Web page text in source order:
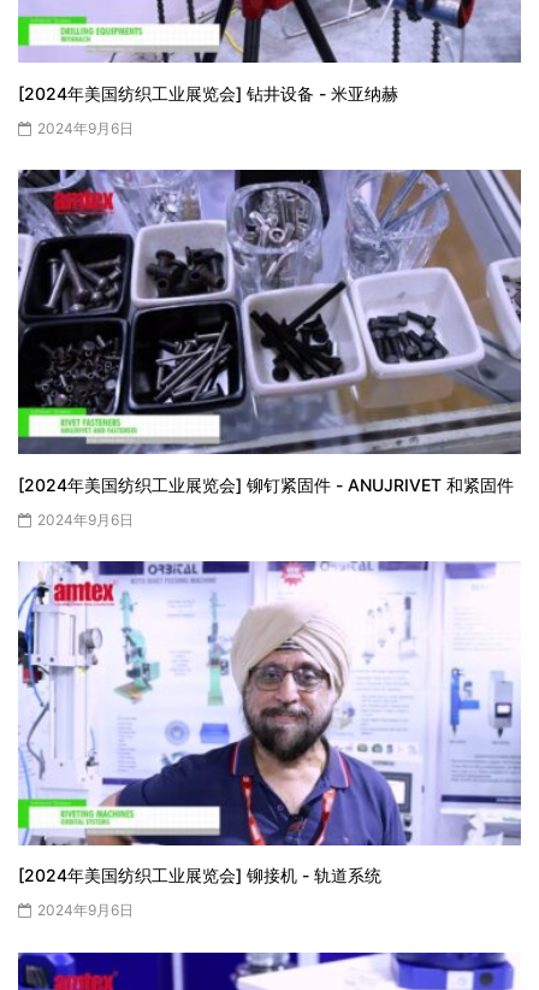
[2024年美国纺织工业展览会] 钻井设备 - 米亚纳赫
2024年9月6日
[2024年美国纺织工业展览会] 铆钉紧固件 - ANUJRIVET 和紧固件
2024年9月6日
[2024年美国纺织工业展览会] 铆接机 - 轨道系统
2024年9月6日